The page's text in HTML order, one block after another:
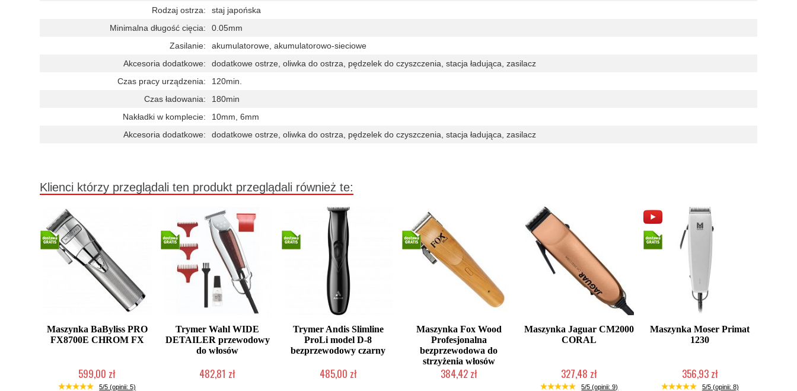
Rodzaj ostrza:
staj japońska
Minimalna długość cięcia:
0.05mm
Zasilanie:
akumulatorowe, akumulatorowo-sieciowe
Akcesoria dodatkowe:
dodatkowe ostrze, oliwka do ostrza, pędzelek do czyszczenia, stacja ładująca, zasilacz
Czas pracy urządzenia:
120min.
Czas ładowania:
180min
Nakładki w komplecie:
10mm, 6mm
Akcesoria dodatkowe:
dodatkowe ostrze, oliwka do ostrza, pędzelek do czyszczenia, stacja ładująca, zasilacz
Klienci którzy przeglądali ten produkt przeglądali również te:
Maszynka BaByliss PRO
FX8700E CHROM FX
599,00 zł
Duża ilość (wysyłka w 24h)
5/5 (opinii: 5)
Trymer Wahl WIDE
DETAILER przewodowy
do włosów
482,81 zł
Trymer Andis Slimline
ProLi model D-8
bezprzewodowy czarny
485,00 zł
Maszynka Fox Wood
Profesjonalna
bezprzewodowa do
strzyżenia włosów
384,42 zł
Maszynka Jaguar CM2000
CORAL
327,48 zł
Duża ilość (wysyłka w 24h)
5/5 (opinii: 9)
Maszynka Moser Primat
1230
356,93 zł
Produkt wycofany
5/5 (opinii: 8)